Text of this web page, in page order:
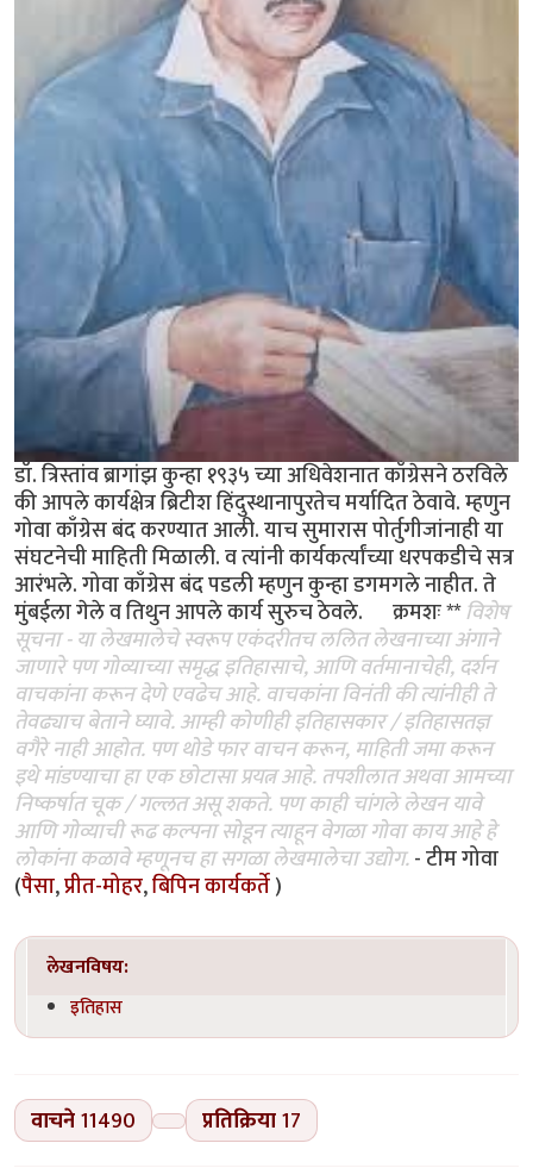
डॉ. त्रिस्तांव ब्रागांझ कुन्हा १९३५ च्या अधिवेशनात काँग्रेसने ठरविले
की आपले कार्यक्षेत्र ब्रिटीश हिंदुस्थानापुरतेच मर्यादित ठेवावे. म्हणुन
गोवा काँग्रेस बंद करण्यात आली. याच सुमारास पोर्तुगीजांनाही या
संघटनेची माहिती मिळाली. व त्यांनी कार्यकर्त्यांच्या धरपकडीचे सत्र
आरंभले. गोवा काँग्रेस बंद पडली म्हणुन कुन्हा डगमगले नाहीत. ते
मुंबईला गेले व तिथुन आपले कार्य सुरुच ठेवले. क्रमशः **विशेष
सूचना - या लेखमालेचे स्वरूप एकंदरीतच ललित लेखनाच्या अंगाने
जाणारे पण गोव्याच्या समृद्ध इतिहासाचे, आणि वर्तमानाचेही, दर्शन
वाचकांना करून देणे एवढेच आहे. वाचकांना विनंती की त्यांनीही ते
तेवढ्याच बेताने घ्यावे. आम्ही कोणीही इतिहासकार / इतिहासतज्ञ
वगैरे नाही आहोत. पण थोडे फार वाचन करून, माहिती जमा करून
इथे मांडण्याचा हा एक छोटासा प्रयत्न आहे. तपशीलात अथवा आमच्या
निष्कर्षात चूक / गल्लत असू शकते. पण काही चांगले लेखन यावे
आणि गोव्याची रूढ कल्पना सोडून त्याहून वेगळा गोवा काय आहे हे
लोकांना कळावे म्हणूनच हा सगळा लेखमालेचा उद्योग.- टीम गोवा
(पैसा,प्रीत-मोहर,बिपिन कार्यकर्ते)
लेखनविषय:
इतिहास
वाचने11490 प्रतिक्रिया17